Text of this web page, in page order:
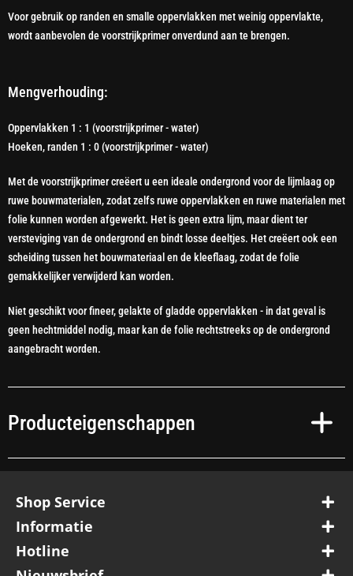
Voor gebruik op randen en smalle oppervlakken met weinig oppervlakte,
wordt aanbevolen de voorstrijkprimer onverdund aan te brengen.
Mengverhouding:
Oppervlakken 1 : 1 (voorstrijkprimer - water)
Hoeken, randen 1 : 0 (voorstrijkprimer - water)
Met de voorstrijkprimer creëert u een ideale ondergrond voor de lijmlaag op
ruwe bouwmaterialen, zodat zelfs ruwe oppervlakken en ruwe materialen met
folie kunnen worden afgewerkt. Het is geen extra lijm, maar dient ter
versteviging van de ondergrond en bindt losse deeltjes. Het creëert ook een
scheiding tussen het bouwmateriaal en de kleeflaag, zodat de folie
gemakkelijker verwijderd kan worden.
Niet geschikt voor fineer, gelakte of gladde oppervlakken - in dat geval is
geen hechtmiddel nodig, maar kan de folie rechtstreeks op de ondergrond
aangebracht worden.
Producteigenschappen
Shop Service
Informatie
Hotline